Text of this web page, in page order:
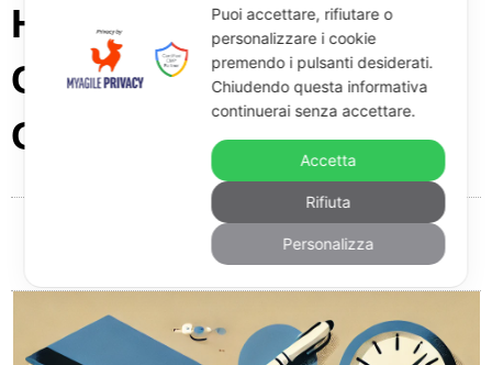
Ha Conseguenze Penali:
Cosa Si Rischia La
Galera?
Giuseppe Monardo
17:04
Nessun commento
Puoi accettare, rifiutare o
personalizzare i cookie
premendo i pulsanti desiderati.
Chiudendo questa informativa
continuerai senza accettare.
Accetta
Rifiuta
Personalizza